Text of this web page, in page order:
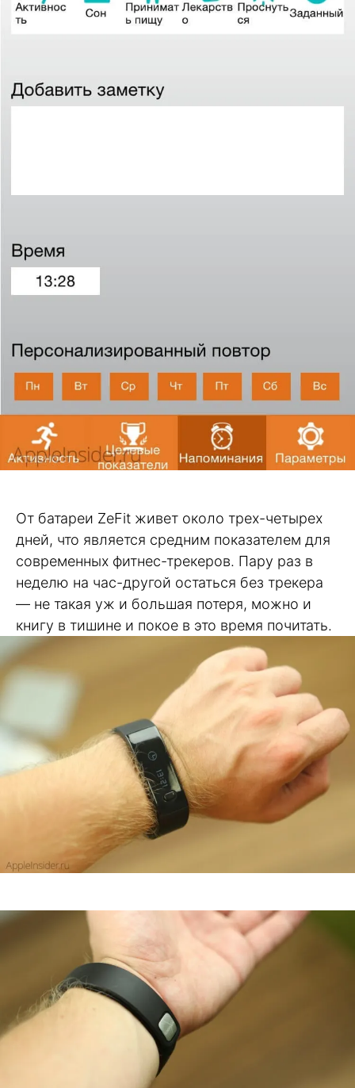
От батареи ZeFit живет около трех-четырех
дней, что является средним показателем для
современных фитнес-трекеров. Пару раз в
неделю на час-другой остаться без трекера
— не такая уж и большая потеря, можно и
книгу в тишине и покое в это время почитать.